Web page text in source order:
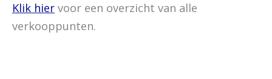
Klik hier voor een overzicht van alle
verkooppunten.